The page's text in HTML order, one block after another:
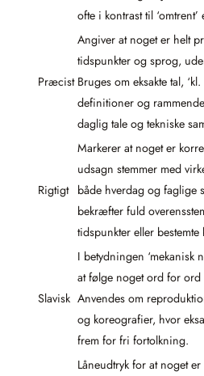
ofte i kontrast til ‘omtrent’
Præcist
Angiver at noget er helt
tidspunkter og sprog,
Bruges om eksakte tal,
definitioner og
daglig tale og tekniske
Rigtigt
Markerer at noget er
udsagn stemmer med
både hverdag og faglige
bekræfter fuld
tidspunkter eller bestemte
Slavisk
I betydningen ‘mekanisk
at følge noget ord for
Anvendes om
og koreografier, hvor
frem for fri fortolkning.
Låneudtryk for at noget